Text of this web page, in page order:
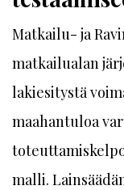
Matkailu- ja
matkailualan
lakiesitystä
maahantuloa
malli.